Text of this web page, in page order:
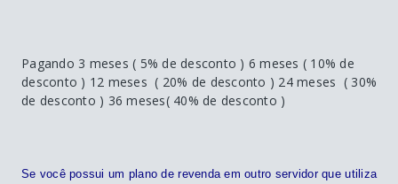
Pagando 3 meses ( 5% de desconto ) 6 meses ( 10% de
desconto ) 12 meses ( 20% de desconto ) 24 meses ( 30%
de desconto ) 36 meses( 40% de desconto )
Se você possui um plano de revenda em outro servidor que utiliza